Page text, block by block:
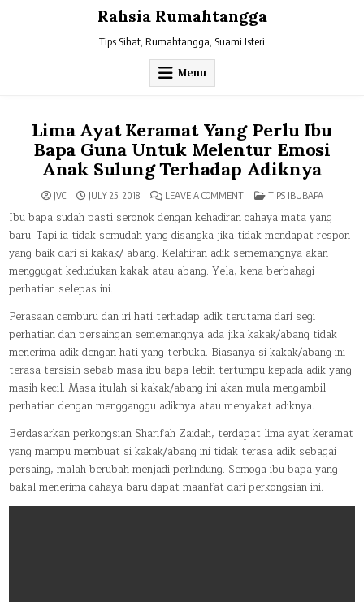
Rahsia Rumahtangga
Tips Sihat, Rumahtangga, Suami Isteri
Menu
Lima Ayat Keramat Yang Perlu Ibu
Bapa Guna Untuk Melentur Emosi
Anak Sulung Terhadap Adiknya
JVC JULY 25, 2018 LEAVE A COMMENTON
AYAT
KERAMAT
YANG
IBU
GUNA
ANAK
SULUNG
TERHADAP
ADIKNYA
POSTED
TIPS IBUBAPA
Ibu bapa sudah pasti seronok dengan kehadiran cahaya mata yang
baru. Tapi ia tidak semudah yang disangka jika tidak mendapat respon
yang baik dari si kakak/ abang. Kelahiran adik sememangnya akan
menggugat kedudukan kakak atau abang. Yela, kena berbahagi
perhatian selepas ini.
Perasaan cemburu dan iri hati terhadap adik terutama dari segi
perhatian dan persaingan sememangnya ada jika kakak/abang tidak
menerima adik dengan hati yang terbuka. Biasanya si kakak/abang ini
terasa tersisih sebab masa ibu bapa lebih tertumpu kepada adik yang
masih kecil. Masa itulah si kakak/abang ini akan mula mengambil
perhatian dengan mengganggu adiknya atau menyakat adiknya.
Berdasarkan perkongsian Sharifah Zaidah, terdapat lima ayat keramat
yang mampu membuat si kakak/abang ini tidak terasa adik sebagai
persaing, malah berubah menjadi perlindung. Semoga ibu bapa yang
bakal menerima cahaya baru dapat maanfat dari perkongsian ini.